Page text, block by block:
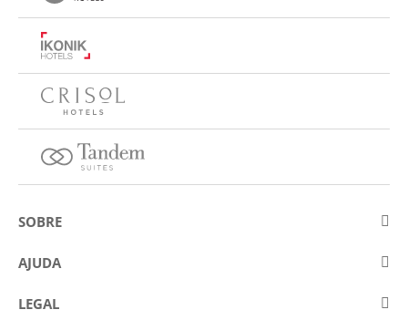
SOBRE
Sobre a Eurostars Hotel Company
Concursos
AJUDA
Contactar
LEGAL